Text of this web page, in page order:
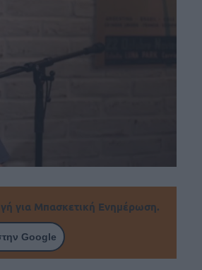
για Μπασκετική Ενημέρωση.
Google